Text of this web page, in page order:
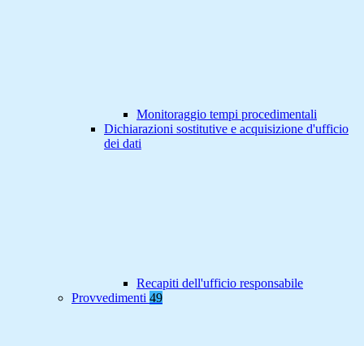
Monitoraggio tempi procedimentali
Dichiarazioni sostitutive e acquisizione d'ufficio
dei dati
Recapiti dell'ufficio responsabile
Provvedimenti 49